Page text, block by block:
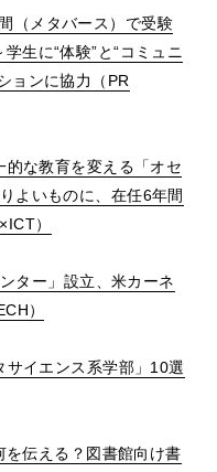
（メタバース）で受験
学生に“体験”と“コミュニ
ョンに協力（ PR
的な教育を変える「オセ
よいものに、在任6年間
×ICT）
ター」設立、米カーネ
）
イエンス系学部」 10選
伝える？図書館向け書